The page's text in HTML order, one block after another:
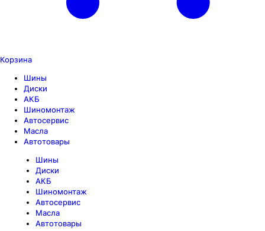
Корзина
Шины
Диски
АКБ
Шиномонтаж
Автосервис
Масла
Автотовары
Шины
Диски
АКБ
Шиномонтаж
Автосервис
Масла
Автотовары